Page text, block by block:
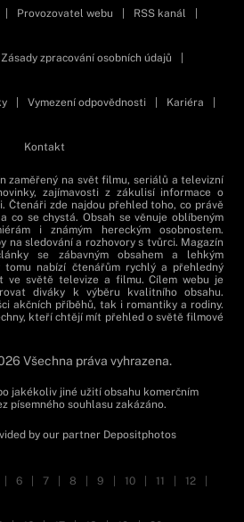
Provozovatel webu RSS kanál
Zásady zpracování osobních údajů
Vymezení odpovědnosti Kariéra
Kontakt
zaměřený na svět filmu, seriálů a televizní
zajímavosti z zákulisí informace o
Čtenáři zde najdou přehled toho, co právě
co se chystá. Obsah se věnuje oblíbeným
i známým hereckým osobnostem.
na sledování a rozhovory s tvůrci. Magazín
se zábavným obsahem a lehkým
tomu nabízí čtenářům rychlý a přehledný
ve světě televize a filmu. Cílem webu je
diváky k výběru kvalitního obsahu.
akčních příběhů, tak i romantiky a rodiny.
kteří chtějí mít přehled o světě filmové
Všechna práva vyhrazena.
jakékoliv jiné užití obsahu komerčním
písemného souhlasu zakázáno.
by our partner Depositphotos
6 7 8 9 10 11 12